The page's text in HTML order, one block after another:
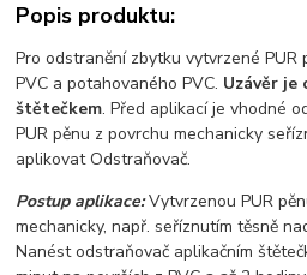
Popis produktu:
Pro odstranění zbytku vytvrzené PUR
PVC a potahovaného PVC. Uzávěr
štětečkem. Před aplikací je vhodné
PUR pěnu z povrchu mechanicky
aplikovat Odstraňovač.
Postup aplikace:Vytvrzenou PUR
mechanicky, např. seříznutím těsně
Nanést odstraňovač aplikačním